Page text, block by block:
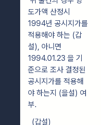
도가액 산정시
1994년 공시지가를
적용해야 하는 (갑
설), 아니면
1994.01.23 을 기
준으로 조사 결정된
공시지가를 적용해
야 하는지 (을설) 여
부.
(갑설)